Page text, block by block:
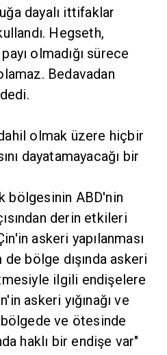
olmadığı sürece güçlü
faydalanmak
olmak üzere hiçbir
ABD'nin
derin etkileri
askeri yapılanması ve
dışında askeri
ilgili endişelere
askeri yığınağı ve
ve ötesinde
haklı bir endişe var"
güvenlik ortamının
ve Pasifik'in